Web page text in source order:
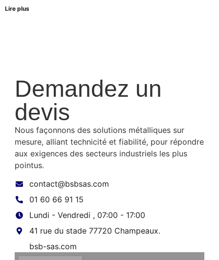
Lire plus
Demandez un
devis
Nous façonnons des solutions métalliques sur
mesure, alliant technicité et fiabilité, pour répondre
aux exigences des secteurs industriels les plus
pointus.
contact@bsbsas.com
01 60 66 91 15
Lundi - Vendredi , 07:00 - 17:00
41 rue du stade 77720 Champeaux.
bsb-sas.com